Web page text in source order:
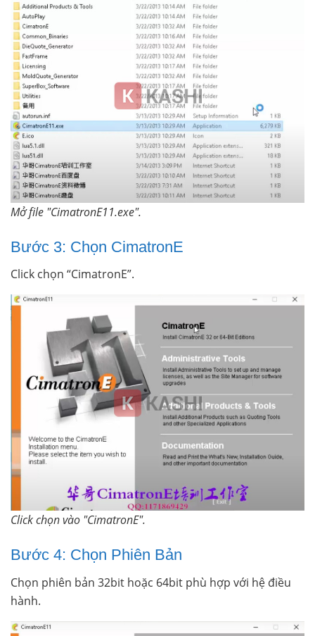
Mở file "CimatronE11.exe".
Bước 3: Chọn CimatronE
Click chọn “CimatronE”.
Click chọn vào "CimatronE".
Bước 4: Chọn Phiên Bản
Chọn phiên bản 32bit hoặc 64bit phù hợp với hệ điều
hành.